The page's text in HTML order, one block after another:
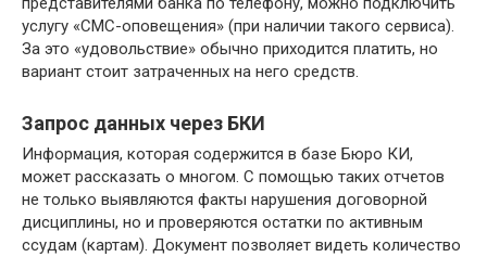
услугу «СМС-оповещения» (при наличии такого сервиса).
За это «удовольствие» обычно приходится платить, но
вариант стоит затраченных на него средств.
Запрос данных через БКИ
Информация, которая содержится в базе Бюро КИ,
может рассказать о многом. С помощью таких отчетов
не только выявляются факты нарушения договорной
дисциплины, но и проверяются остатки по активным
ссудам (картам). Документ позволяет видеть количество